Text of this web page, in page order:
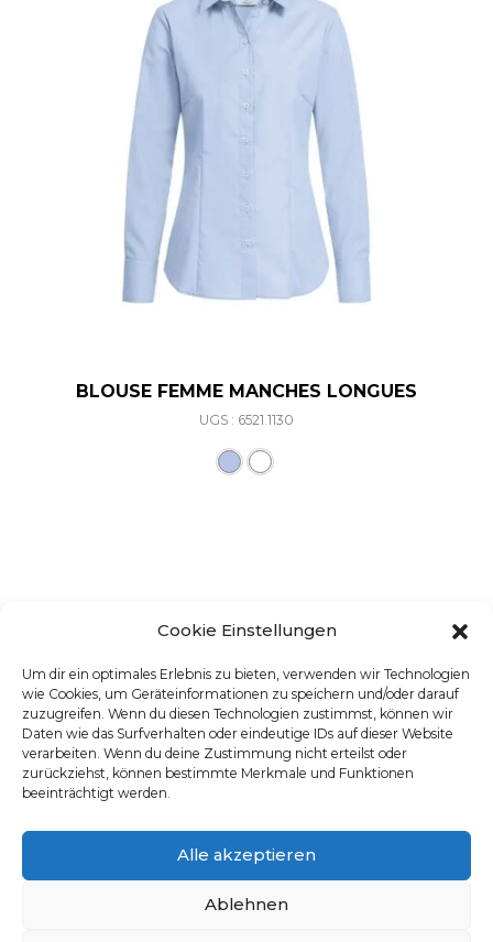
Cookie Einstellungen
Um dir ein optimales Erlebnis zu bieten, verwenden wir Technologien
wie Cookies, um Geräteinformationen zu speichern und/oder darauf
zuzugreifen. Wenn du diesen Technologien zustimmst, können wir
Daten wie das Surfverhalten oder eindeutige IDs auf dieser Website
verarbeiten. Wenn du deine Zustimmung nicht erteilst oder
zurückziehst, können bestimmte Merkmale und Funktionen
beeinträchtigt werden.
Alle akzeptieren
Ablehnen
BLOUSE FEMME MANCHES LONGUES
UGS : 6521.1130